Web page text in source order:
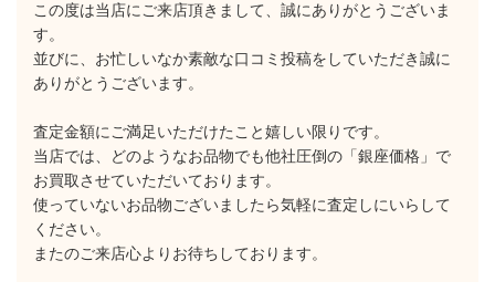
この度は当店にご来店頂きまして、誠にありがとうございま
す。
並びに、お忙しいなか素敵な口コミ投稿をしていただき誠に
ありがとうございます。
査定金額にご満足いただけたこと嬉しい限りです。
当店では、どのようなお品物でも他社圧倒の「銀座価格」で
お買取させていただいております。
使っていないお品物ございましたら気軽に査定しにいらして
ください。
またのご来店心よりお待ちしております。